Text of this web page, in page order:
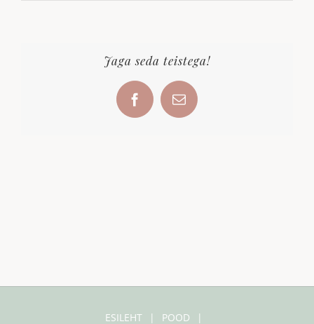
Jaga seda teistega!
FacebookEmail
ESILEHT POOD